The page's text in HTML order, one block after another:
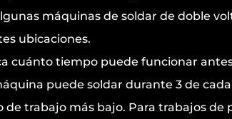
máquinas de soldar de doble
ubicaciones.
cuánto tiempo puede funcionar
puede soldar durante 3 de
trabajo más bajo. Para trabajos